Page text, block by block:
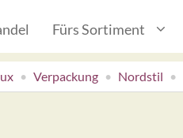
Fürs Sortiment
Verpackung Nordstil